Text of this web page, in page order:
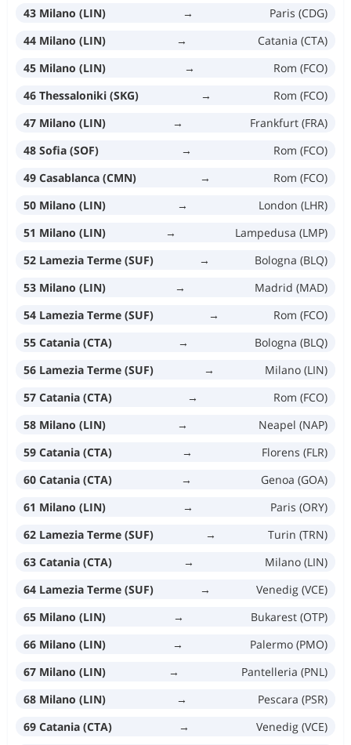
43 Milano (LIN) →
Paris (CDG)
44 Milano (LIN)
→
Catania (CTA)
45 Milano (LIN)
→
Rom (FCO)
46 Thessaloniki (SKG)
→
Rom (FCO)
47 Milano (LIN)
→
Frankfurt (FRA)
48 Sofia (SOF)
→
Rom (FCO)
49 Casablanca (CMN)
→
Rom (FCO)
50 Milano (LIN)
→
London (LHR)
51 Milano (LIN)
→
Lampedusa (LMP)
52 Lamezia Terme (SUF)
→
Bologna (BLQ)
53 Milano (LIN)
→
Madrid (MAD)
54 Lamezia Terme (SUF)
→
Rom (FCO)
55 Catania (CTA)
→
Bologna (BLQ)
56 Lamezia Terme (SUF)
→
Milano (LIN)
57 Catania (CTA)
→
Rom (FCO)
58 Milano (LIN)
→
Neapel (NAP)
59 Catania (CTA)
→
Florens (FLR)
60 Catania (CTA)
→
Genoa (GOA)
61 Milano (LIN)
→
Paris (ORY)
62 Lamezia Terme (SUF)
→
Turin (TRN)
63 Catania (CTA)
→
Milano (LIN)
64 Lamezia Terme (SUF)
→
Venedig (VCE)
65 Milano (LIN)
→
Bukarest (OTP)
66 Milano (LIN)
→
Palermo (PMO)
67 Milano (LIN)
→
Pantelleria (PNL)
68 Milano (LIN)
→
Pescara (PSR)
69 Catania (CTA)
→
Venedig (VCE)